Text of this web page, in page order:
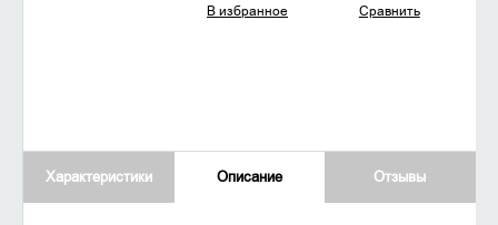
В избранное Сравнить
Характеристики Описание Отзывы